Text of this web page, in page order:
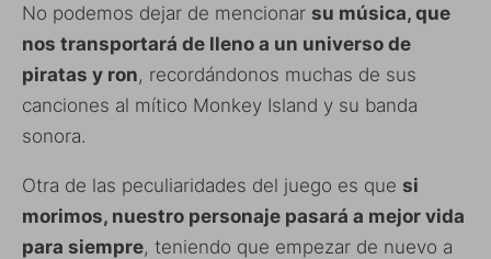
No podemos dejar de mencionar su música, que
nos transportará de lleno a un universo de
piratas y ron, recordándonos muchas de sus
canciones al mítico Monkey Island y su banda
sonora.
Otra de las peculiaridades del juego es que si
morimos, nuestro personaje pasará a mejor vida
para siempre, teniendo que empezar de nuevo a